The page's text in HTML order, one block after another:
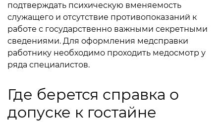
подтверждать психическую вменяемость
служащего и отсутствие противопоказаний к
работе с государственно важными секретными
сведениями. Для оформления медсправки
работнику необходимо проходить медосмотр у
ряда специалистов.
Где берется справка о
допуске к гостайне